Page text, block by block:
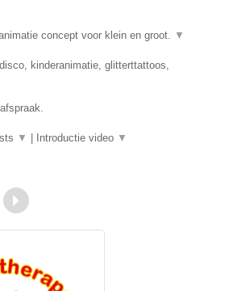
concept voor klein en groot. ▼
kinderanimatie, glitterttattoos,
▼ | Introductie video ▼